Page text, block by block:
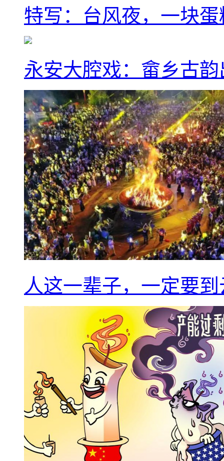
特写：台风夜，一块
永安大腔戏：畲乡古
人这一辈子，一定要